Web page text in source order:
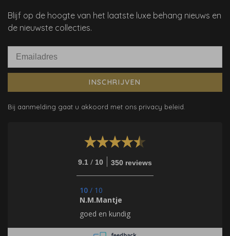
Blijf op de hoogte van het laatste luxe behang nieuws en
de nieuwste collecties.
INSCHRIJVEN
Bij aanmelding gaat u akkoord met ons privacy beleid.
9.1 / 10 350 reviews
10 / 10
N.M.Mantje
goed en kundig